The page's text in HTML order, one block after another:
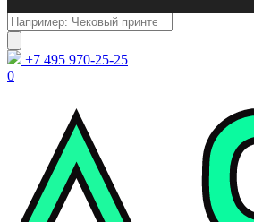
Поиск
товаров
+7 495 970-25-25
0